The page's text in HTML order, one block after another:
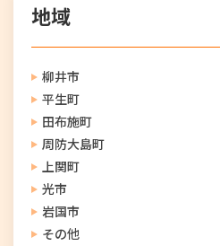
地域
柳井市
平生町
田布施町
周防大島町
上関町
光市
岩国市
その他